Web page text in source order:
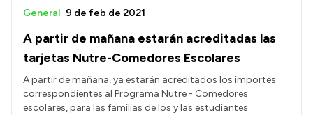
A partir de mañana estarán acreditadas las
tarjetas Nutre-Comedores Escolares
General 9 de feb de 2021
A partir de mañana, ya estarán acreditados los importes
correspondientes al Programa Nutre - Comedores
escolares, para las familias de los y las estudiantes